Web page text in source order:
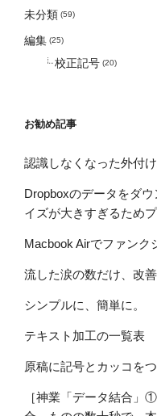
未分類 (59)
編集 (25)
校正記号 (20)
お勧め記事
認識しなくなった外付
Dropboxのデータをダ
イズが大きすぎるため
Macbook Airでファンク
流した涙の数だけ、改善
シンプルに、簡単に。
テキスト加工の一覧表
原稿に記号とカッコを
［神業「データ結合」